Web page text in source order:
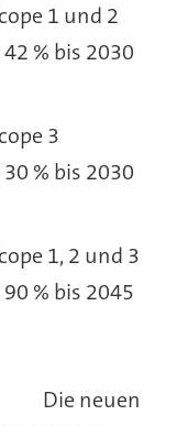
1 und 2
% bis 2030
3
% bis 2030
1, 2 und 3
% bis 2045
Die neuen